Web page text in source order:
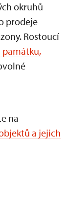
okruhů
prodeje
Rostoucí
památku,
na
a jejich